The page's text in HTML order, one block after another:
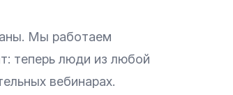
Мы работаем
теперь люди из любой
вебинарах.